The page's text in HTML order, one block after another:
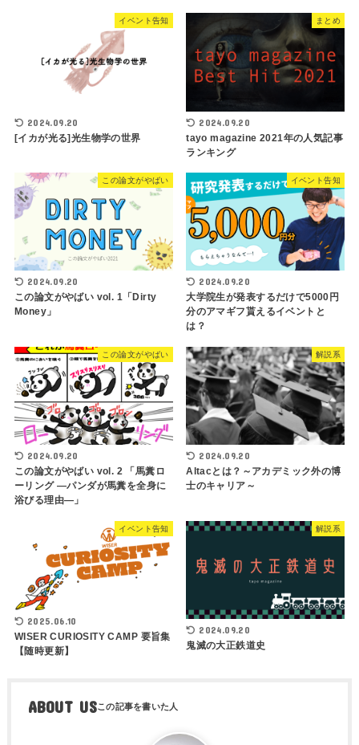
イベント告知
2024.09.20
[イカが光る]光生物学の世界
まとめ
2024.09.20
tayo magazine 2021年の人気記事
ランキング
この論文がやばい
2024.09.20
この論文がやばい vol. 1「Dirty
Money」
イベント告知
2024.09.20
大学院生が発表するだけで5000円
分のアマギフ貰えるイベントと
は？
この論文がやばい
2024.09.20
この論文がやばい vol. 2 「馬糞ロ
ーリング ―パンダが馬糞を全身に
浴びる理由―」
解説系
2024.09.20
Altacとは？～アカデミック外の博
士のキャリア～
イベント告知
2025.06.10
WISER CURIOSITY CAMP 要旨集
【随時更新】
解説系
2024.09.20
鬼滅の大正鉄道史
ABOUT US